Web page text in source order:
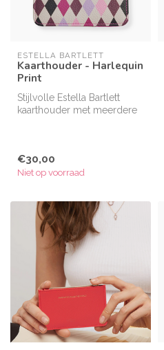
ESTELLA BARTLETT
Kaarthouder - Harlequin
Print
Stijlvolle Estella Bartlett
kaarthouder met meerdere
€30,00
Niet op voorraad